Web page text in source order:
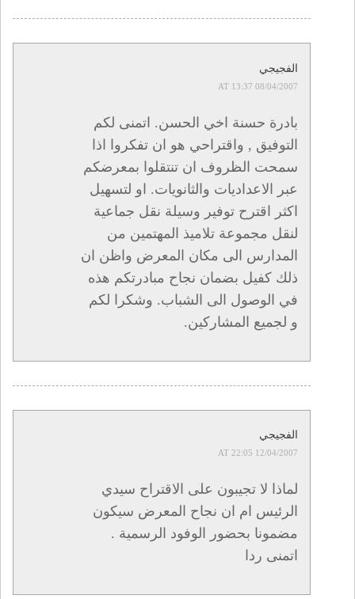
الفجيجي
08/04/2007 AT 13:37
بادرة حسنة اخي الحسن. اتمنى لكم
التوفيق , واقتراحي هو ان تفكروا اذا
سمحت الظروف ان تنتقلوا بمعرضكم
عبر الاعداديات والثانويات. او لتسهيل
اكثر اقترح توفير وسيلة نقل جماعية
لنقل مجموعة تلاميذ المهتمين من
المدارس الى مكان المعرض واظن ان
ذلك كفيل بضمان نجاح مبادرتكم هذه
في الوصول الى الشباب. وشكرا لكم
و لجميع المشاركين.
الفجيجي
12/04/2007 AT 22:05
لماذا لا تجيبون على الاقتراح سيدي
الرئيس ام ان نجاح المعرض سيكون
مضمونا بحضور الوفود الرسمية .
اتمنى ردا